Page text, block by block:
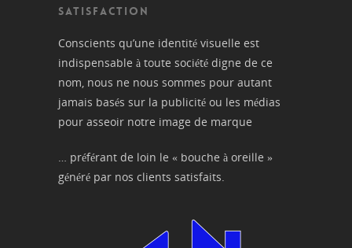
SATISFACTION
Conscients qu’une identité visuelle est
indispensable à toute société digne de ce
nom, nous ne nous sommes pour autant
jamais basés sur la publicité ou les médias
pour asseoir notre image de marque
… préférant de loin le « bouche à oreille »
généré par nos clients satisfaits.